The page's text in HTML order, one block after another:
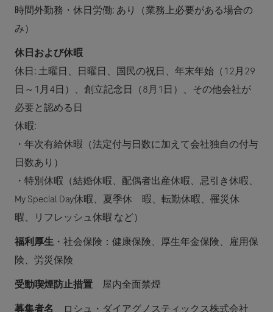
時間外勤務・休日労働: あり（業務上必要がある場合の
み）
休日および休暇
休日: 土曜日、日曜日、国民の祝日、年末年始（12月29
日～1月4日）、創立記念日（8月1日）、その他会社が
必要と認める日
休暇:
・年次有給休暇（法定付与日数に加えて会社独自の付与
日数あり）
・特別休暇（結婚休暇、配偶者出産休暇、忌引き休暇、
My Special Day休暇、夏季休 暇、転勤休暇、罹災休
暇、リフレッシュ休暇 など）
福利厚生 ・社会保険：健康保険、厚生年金保険、雇用保
険、労災保険
受動喫煙防止措置 屋内全面禁煙
募集者名 ロシュ・ダイアグノスティックス株式会社